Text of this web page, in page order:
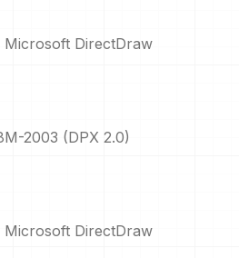
DirectDraw
2003 (DPX 2.0)
DirectDraw